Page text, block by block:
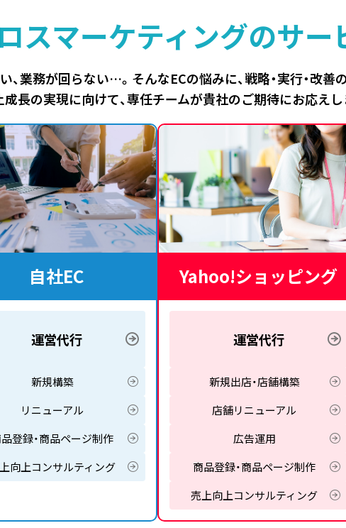
スマーケティングのサー
、業務が回らない…。 そんなECの悩みに、戦略・実行・改善
成長の実現に向けて、専任チームが貴社のご期待にお応えし
自社EC
運営代行
新規構築
リニューアル
登録・商品ページ制作
向上コンサルティング
Yahoo!ショッピング
運営代行
新規出店・店舗構築
店舗リニューアル
広告運用
商品登録・商品ページ制作
売上向上コンサルティング